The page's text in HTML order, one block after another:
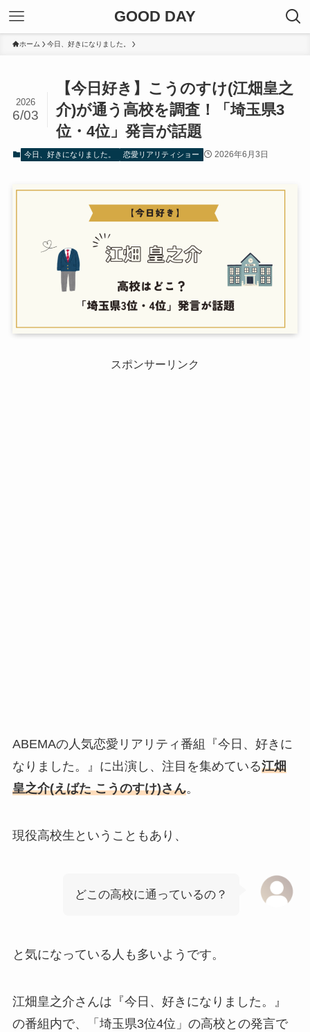
GOOD DAY
ホーム 今日、好きになりました。
【今日好き】こうのすけ(江畑皇之
介)が通う高校を調査！「埼玉県3
位・4位」発言が話題
2026
6/03
今日、好きになりました。 恋愛リアリティショー 2026年6月3日
スポンサーリンク
ABEMAの人気恋愛リアリティ番組『今日、好きに
なりました。』に出演し、注目を集めている江畑
皇之介(えばた こうのすけ)さん。
現役高校生ということもあり、
どこの高校に通っているの？
と気になっている人も多いようです。
江畑皇之介さんは『今日、好きになりました。』
の番組内で、「埼玉県3位4位」の高校との発言で